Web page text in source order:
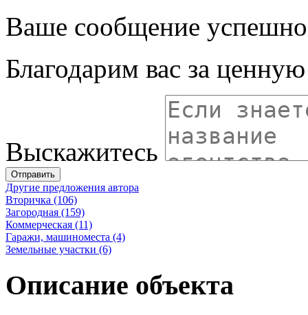
Ваше сообщение успешно
Благодарим вас за
Выскажитесь
Отправить
Другие предложения автора
Вторичка (106)
Загородная (159)
Коммерческая (11)
Гаражи, машиноместа (4)
Земельные участки (6)
Описание объекта